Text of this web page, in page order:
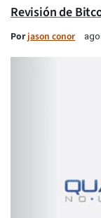
Revisión de
Porjason conor